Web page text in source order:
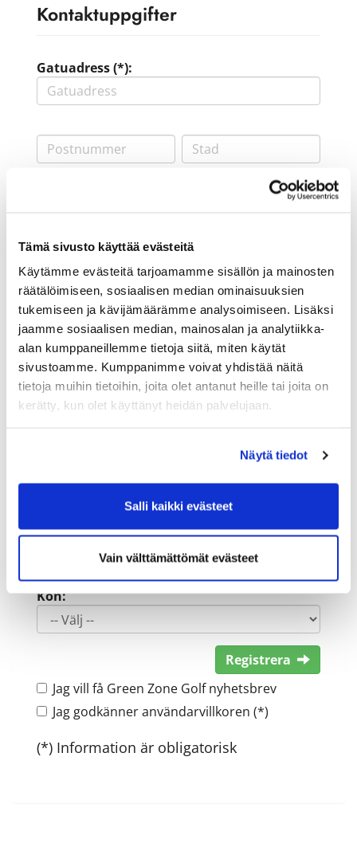
Tämä sivusto käyttää evästeitä
Käytämme evästeitä tarjoamamme sisällön ja mainosten
räätälöimiseen, sosiaalisen median ominaisuuksien
tukemiseen ja kävijämäärämme analysoimiseen. Lisäksi
jaamme sosiaalisen median, mainosalan ja analytiikka-
alan kumppaneillemme tietoja siitä, miten käytät
sivustoamme. Kumppanimme voivat yhdistää näitä
tietoja muihin tietoihin, joita olet antanut heille tai joita on
kerätty, kun olet käyttänyt heidän palvelujaan.
Näytä tiedot
Salli kaikki evästeet
Vain välttämättömät evästeet
Kontaktuppgifter
Gatuadress (*):
Golfmedlemskap
Välj klubb:
Medlemsnummer:
Kön:
Registrera
Jag vill få Green Zone Golf nyhetsbrev
Jag godkänner användarvillkoren (*)
(*) Information är obligatorisk